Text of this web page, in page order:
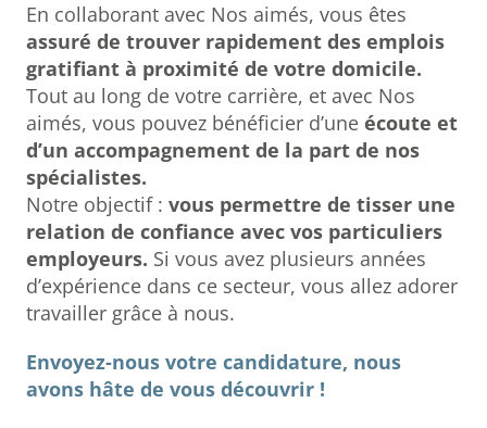
En collaborant avec Nos aimés, vous êtes
assuré de trouver rapidement des emplois
gratifiant à proximité de votre domicile.
Tout au long de votre carrière, et avec Nos
aimés, vous pouvez bénéficier d’une écoute et
d’un accompagnement de la part de nos
spécialistes.
Notre objectif : vous permettre de tisser une
relation de confiance avec vos particuliers
employeurs. Si vous avez plusieurs années
d’expérience dans ce secteur, vous allez adorer
travailler grâce à nous.
Envoyez-nous votre candidature, nous
avons hâte de vous découvrir !